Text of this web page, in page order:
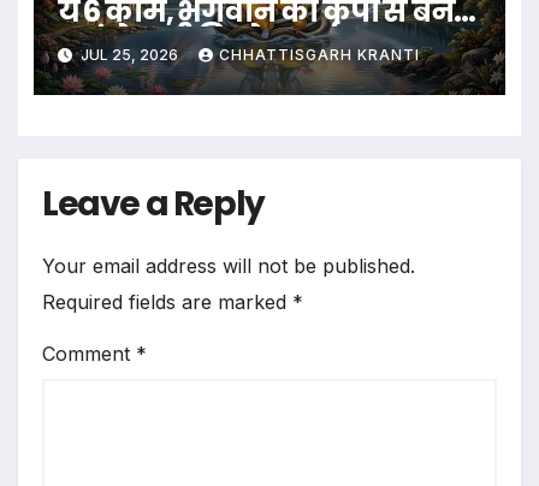
ये 6 काम, भगवान की कृपा से बन
जाएंगे सभी बिगड़े काम…
JUL 25, 2026 CHHATTISGARH KRANTI
Leave a Reply
Your email address will not be published.
Required fields are marked *
Comment *